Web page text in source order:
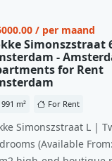
/ per maand
Simonszstraat
-
for Rent
991 m² For Rent
Simonszstraat L |
(Available